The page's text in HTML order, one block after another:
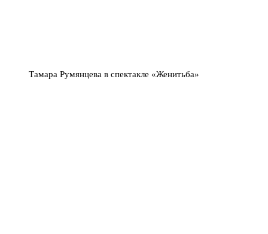
Тамара Румянцева в спектакле «Женитьба»